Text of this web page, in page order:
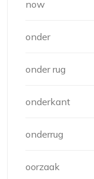
now
onder
onder rug
onderkant
onderrug
oorzaak